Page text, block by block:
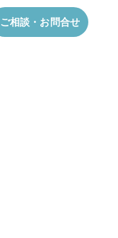
ご相談・お問合せ